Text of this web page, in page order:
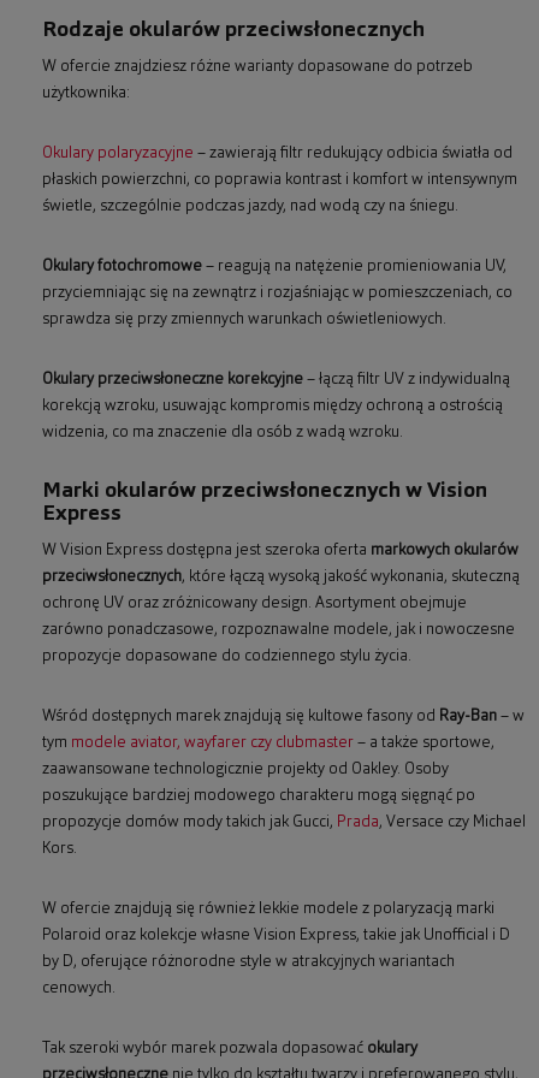
Rodzaje okularów przeciwsłonecznych
W ofercie znajdziesz różne warianty dopasowane do potrzeb
użytkownika:
Okulary polaryzacyjne – zawierają filtr redukujący odbicia światła od
płaskich powierzchni, co poprawia kontrast i komfort w intensywnym
świetle, szczególnie podczas jazdy, nad wodą czy na śniegu.
Okulary fotochromowe – reagują na natężenie promieniowania UV,
przyciemniając się na zewnątrz i rozjaśniając w pomieszczeniach, co
sprawdza się przy zmiennych warunkach oświetleniowych.
Okulary przeciwsłoneczne korekcyjne – łączą filtr UV z indywidualną
korekcją wzroku, usuwając kompromis między ochroną a ostrością
widzenia, co ma znaczenie dla osób z wadą wzroku.
Marki okularów przeciwsłonecznych w Vision
Express
W Vision Express dostępna jest szeroka oferta markowych okularów
przeciwsłonecznych, które łączą wysoką jakość wykonania, skuteczną
ochronę UV oraz zróżnicowany design. Asortyment obejmuje
zarówno ponadczasowe, rozpoznawalne modele, jak i nowoczesne
propozycje dopasowane do codziennego stylu życia.
Wśród dostępnych marek znajdują się kultowe fasony od Ray-Ban – w
tym modele aviator, wayfarer czy clubmaster – a także sportowe,
zaawansowane technologicznie projekty od Oakley. Osoby
poszukujące bardziej modowego charakteru mogą sięgnąć po
propozycje domów mody takich jak Gucci, Prada, Versace czy Michael
Kors.
W ofercie znajdują się również lekkie modele z polaryzacją marki
Polaroid oraz kolekcje własne Vision Express, takie jak Unofficial i D
by D, oferujące różnorodne style w atrakcyjnych wariantach
cenowych.
Tak szeroki wybór marek pozwala dopasować okulary